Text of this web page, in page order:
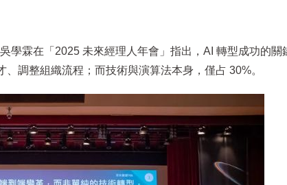
學霖在「2025 未來經理人年會」指出，AI 轉型成功的關
調整組織流程；而技術與演算法本身，僅占 30%。